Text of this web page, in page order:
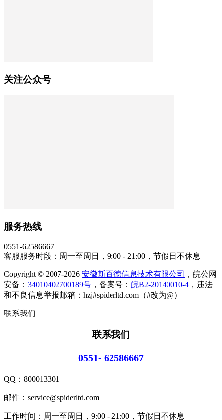
关注公众号
服务热线
0551-62586667
客服服务时段：周一至周日，9:00 - 21:00，节假日不休息
Copyright © 2007-2026 安徽斯百德信息技术有限公司
，皖公网
安备： 34010402700189号 ，备案号： 皖B2-20140010-4 ，违法
和不良信息举报邮箱：hzj#spiderltd.com（#改为@）
联系我们
联系我们
0551- 62586667
QQ： 800013301
邮件：service@spiderltd.com
工作时间：周一至周日，9:00 - 21:00，节假日不休息